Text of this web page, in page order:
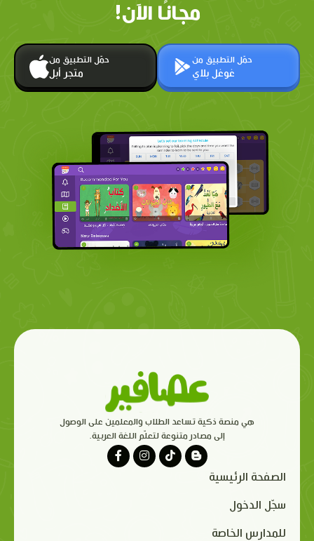
مجانًا الآن!
حمّل التطبيق من
متجر أبل
حمّل التطبيق من
غوغل بلاي
هي منصة ذكية تساعد الطلاب والمعلمين على الوصول
إلى مصادر متنوعة لتعلّم اللغة العربية.
الصفحة الرئيسية
سجّل الدخول
للمدارس الخاصة